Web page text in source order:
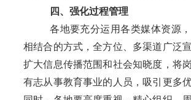
四、强化过程管理
各地要充分运用各类媒体资源
相结合的方式，全方位、多渠道广泛
扩大信息传播范围和社会知晓度，将
有志从事教育事业的人员，吸引更多